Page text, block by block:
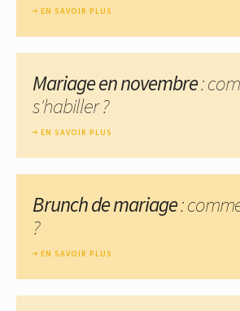
EN SAVOIR PLUS
Mariage en novembre:
s'habiller ?
EN SAVOIR PLUS
Brunch de mariage:
?
EN SAVOIR PLUS